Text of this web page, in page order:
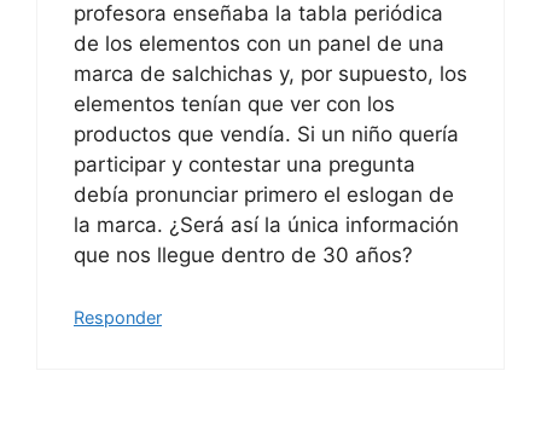
profesora enseñaba la tabla periódica
de los elementos con un panel de una
marca de salchichas y, por supuesto, los
elementos tenían que ver con los
productos que vendía. Si un niño quería
participar y contestar una pregunta
debía pronunciar primero el eslogan de
la marca. ¿Será así la única información
que nos llegue dentro de 30 años?
Responder